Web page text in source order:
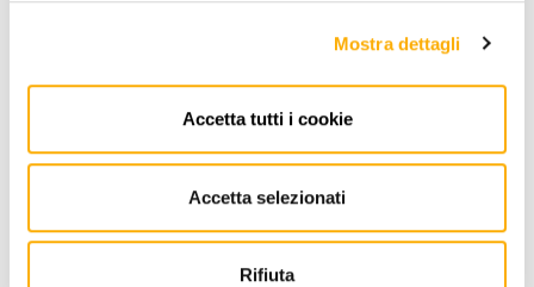
Mostra dettagli
Accetta tutti i cookie
Accetta selezionati
Rifiuta
REQUEST A QUOTE